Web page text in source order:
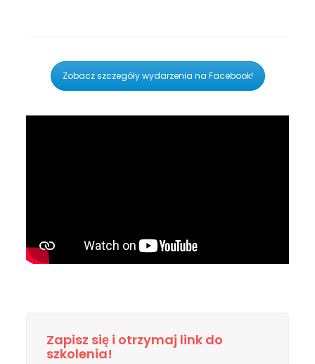
Zobacz szczegóły wydarzenia na Facebook!
Zapisz się i otrzymaj link do
szkolenia!